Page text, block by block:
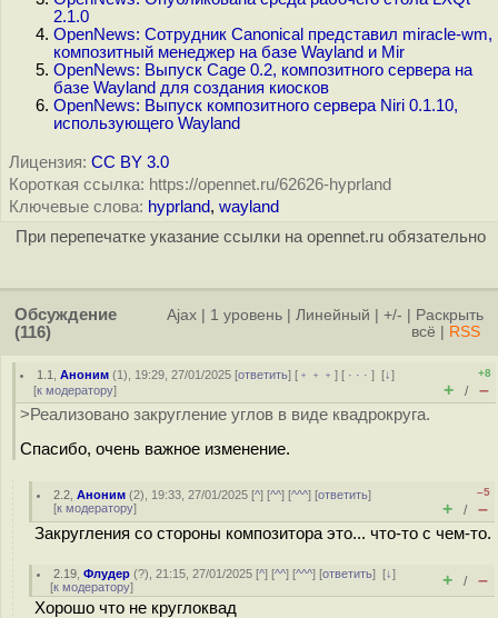
2.1.0
OpenNews: Сотрудник Canonical представил miracle-wm,
композитный менеджер на базе Wayland и Mir
OpenNews: Выпуск Cage 0.2, композитного сервера на
базе Wayland для создания киосков
OpenNews: Выпуск композитного сервера Niri 0.1.10,
использующего Wayland
Лицензия: CC BY 3.0
Короткая ссылка: https://opennet.ru/62626-hyprland
Ключевые слова: hyprland, wayland
При перепечатке указание ссылки на opennet.ru обязательно
Обсуждение
(116)
Ajax 1 уровень Линейный +/-
Раскрыть
всё
RSS
1.1 ,Аноним (1), 19:29, 27/01/2025 [ответить] [ ﹢﹢﹢] [ · · ·][↓]
[к модератору]
+8
+ / –
>Реализовано закругление углов в виде квадрокруга.
Спасибо, очень важное изменение.
2.2 ,Аноним (2), 19:33, 27/01/2025 [^] [^^] [^^^] [ответить]
[к модератору]
–5
+ / –
Закругления со стороны композитора это... что-то с чем-то.
2.19 ,Флудер (?), 21:15, 27/01/2025 [^] [^^] [^^^] [ответить][↓]
[к модератору] + / –
Хорошо что не круглоквад